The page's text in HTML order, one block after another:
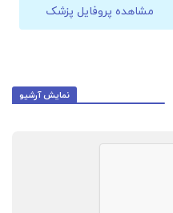
مشاهده پروفایل پزشک
نمایش آرشیو